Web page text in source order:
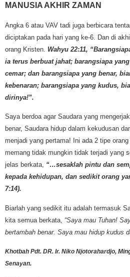
MANUSIA AKHIR ZAMAN
Angka 6 atau VAV tadi juga berbicara
diciptakan pada hari yang ke-6. Dan di
orang Kristen. Wahyu 22:11,
ia terus berbuat jahat; barangsiapa
cemar; dan barangsiapa yang benar,
kebenaran; barangsiapa yang kudus,
dirinya!”.
Saya berdoa agar Saudara yang
benar, Saudara hidup dalam kekudusan
menjadi yang pertama! Ini ada 2 tipe
memang tidak mungkin tidak terjadi yang
jelas berkata, “…sesaklah pintu dan
kepada kehidupan, dan sedikit orang
7:14).
Biarlah yang sedikit itu adalah termasuk
kita semua berkata, “Saya mau Tuhan!
bertambah benar. Saya mau hidup kudus
Khotbah Pdt. DR. Ir. Niko Njotorahardjo,
Senayan.